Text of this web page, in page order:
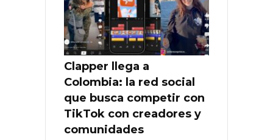
Clapper llega a
Colombia: la red social
que busca competir con
TikTok con creadores y
comunidades